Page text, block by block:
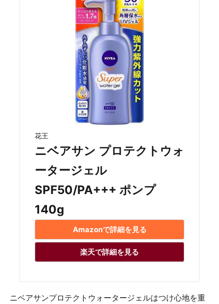
花王
ニベアサン プロテクトウォ
ータージェル
SPF50/PA+++ ポンプ
140g
Amazonで詳細を見る
楽天で詳細を見る
ニベアサンプロテクトウォータージェルはつけ心地を重